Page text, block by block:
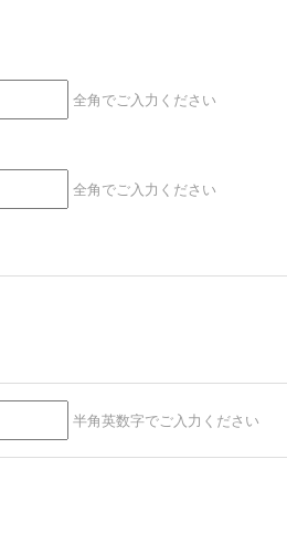
全角でご入力ください
全角でご入力ください
半角英数字でご入力ください